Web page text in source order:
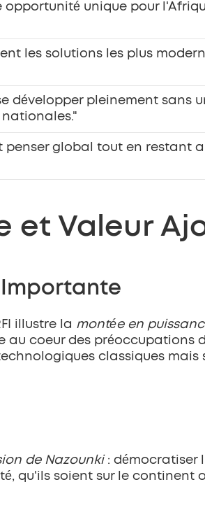
opportunité unique pour
les solutions les plus
développer pleinement
global tout en restant
et Valeur
illustre la montée en
coeur des préoccupations
classiques
de Nazounki : démocratiser
qu'ils soient sur le continent